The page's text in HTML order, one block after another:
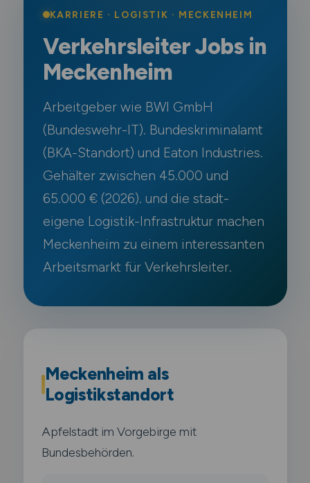
KARRIERE · LOGISTIK · MECKENHEIM
Verkehrsleiter Jobs in
Meckenheim
Arbeitgeber wie BWI GmbH
(Bundeswehr-IT). Bundeskriminalamt
(BKA-Standort) und Eaton Industries.
Gehälter zwischen 45.000 und
65.000 € (2026). und die stadt-
eigene Logistik-Infrastruktur machen
Meckenheim zu einem interessanten
Arbeitsmarkt für Verkehrsleiter.
Meckenheim als
Logistikstandort
Apfelstadt im Vorgebirge mit
Bundesbehörden.